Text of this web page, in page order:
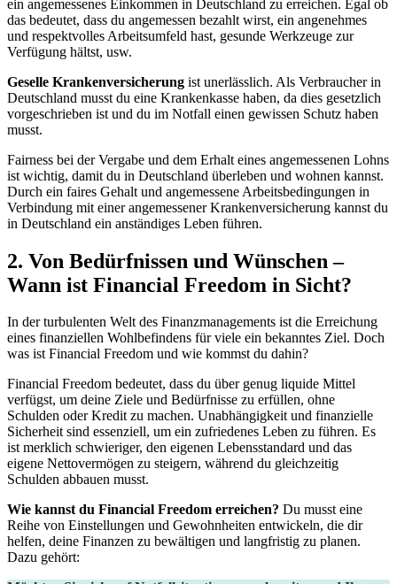
ein angemessenes Einkommen in Deutschland zu erreichen. Egal ob
das bedeutet, dass du angemessen bezahlt wirst, ein angenehmes
und respektvolles Arbeitsumfeld hast, gesunde Werkzeuge zur
Verfügung hältst, usw.
Geselle Krankenversicherung ist unerlässlich. Als Verbraucher in
Deutschland musst du eine Krankenkasse haben, da dies gesetzlich
vorgeschrieben ist und du im Notfall einen gewissen Schutz haben
musst.
Fairness bei der Vergabe und dem Erhalt eines angemessenen Lohns
ist wichtig, damit du in Deutschland überleben und wohnen kannst.
Durch ein faires Gehalt und angemessene Arbeitsbedingungen in
Verbindung mit einer angemessener Krankenversicherung kannst du
in Deutschland ein anständiges Leben führen.
2. Von Bedürfnissen und Wünschen –
Wann ist Financial Freedom in Sicht?
In der turbulenten Welt des Finanzmanagements ist die Erreichung
eines finanziellen Wohlbefindens für viele ein bekanntes Ziel. Doch
was ist Financial Freedom und wie kommst du dahin?
Financial Freedom bedeutet, dass du über genug liquide Mittel
verfügst, um deine Ziele und Bedürfnisse zu erfüllen, ohne
Schulden oder Kredit zu machen. Unabhängigkeit und finanzielle
Sicherheit sind essenziell, um ein zufriedenes Leben zu führen. Es
ist merklich schwieriger, den eigenen Lebensstandard und das
eigene Nettovermögen zu steigern, während du gleichzeitig
Schulden abbauen musst.
Wie kannst du Financial Freedom erreichen? Du musst eine
Reihe von Einstellungen und Gewohnheiten entwickeln, die dir
helfen, deine Finanzen zu bewältigen und langfristig zu planen.
Dazu gehört: